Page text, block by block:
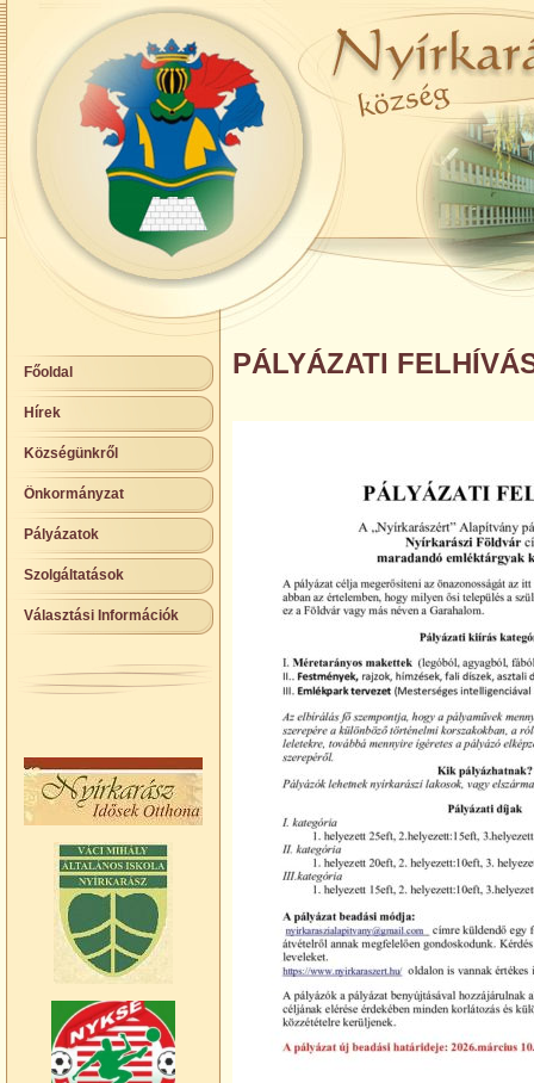
Főoldal
Hírek
Községünkről
Önkormányzat
Pályázatok
Szolgáltatások
Választási Információk
PÁLYÁZATI